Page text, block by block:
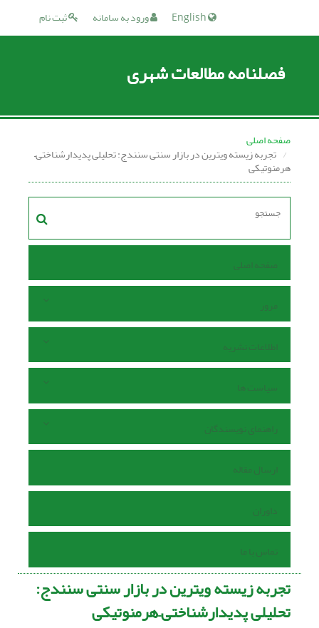
ثبت نام ورود به سامانه
فصلنامه مطالعات شهری
صفحه اصلی
تجربه زیسته ویترین در بازار سنتی سنندج: تحلیلی پدیدارشناختی–
هرمنوتیکی
صفحه اصلی
مرور
اطلاعات نشریه
سیاست ها
راهنمای نویسندگان
ارسال مقاله
داوران
تماس با ما
تجربه زیسته ویترین در بازار سنتی سنندج:
تحلیلی پدیدارشناختی–هرمنوتیکی